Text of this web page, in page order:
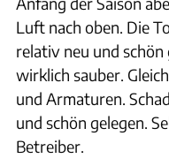
Luft nach oben. Die
relativ neu und
wirklich sauber.
und Armaturen.
und schön gelegen.
Betreiber.